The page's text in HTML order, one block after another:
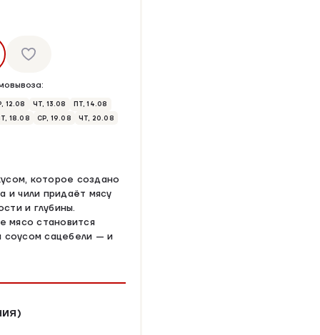
12.08 ЧТ, 13.08
ПТ, 14.08
18.08 СР, 19.08
ЧТ, 20.08
которое создано
и чили придаёт мясу
и глубины.
мясо становится
соусом сацебели — и